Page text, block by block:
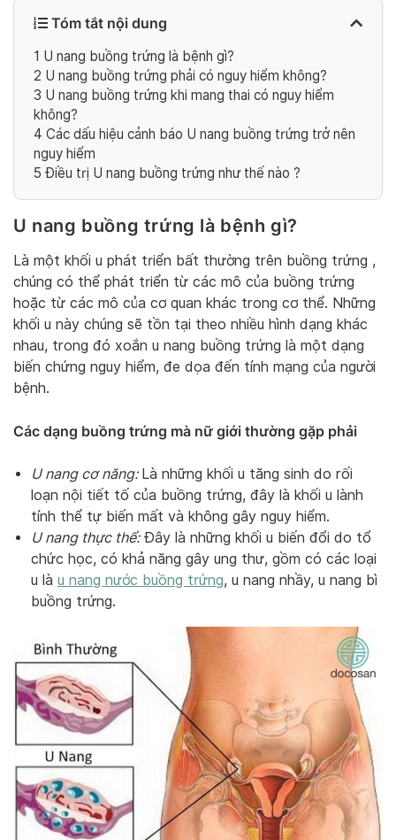
Tóm tắt nội dung
1 U nang buồng trứng là bệnh gì?
2 U nang buồng trứng phải có nguy hiểm không?
3 U nang buồng trứng khi mang thai có nguy hiểm
không?
4 Các dấu hiệu cảnh báo U nang buồng trứng trở nên
nguy hiểm
5 Điều trị U nang buồng trứng như thế nào ?
U nang buồng trứng là bệnh gì?
Là một khối u phát triển bất thường trên buồng trứng ,
chúng có thể phát triển từ các mô của buồng trứng
hoặc từ các mô của cơ quan khác trong cơ thể. Những
khối u này chúng sẽ tồn tại theo nhiều hình dạng khác
nhau, trong đó xoắn u nang buồng trứng là một dạng
biến chứng nguy hiểm, đe dọa đến tính mạng của người
bệnh.
Các dạng buồng trứng mà nữ giới thường gặp phải
U nang cơ năng: Là những khối u tăng sinh do rối
loạn nội tiết tố của buồng trứng, đây là khối u lành
tính thể tự biến mất và không gây nguy hiểm.
U nang thực thể:Đây là những khối u biến đổi do tổ
chức học, có khả năng gây ung thư, gồm có các loại
u là u nang nước buồng trứng, u nang nhầy, u nang bì
buồng trứng.